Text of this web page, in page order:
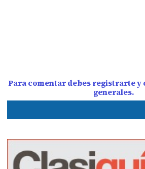
Para comentar debes registrarte y
generales.